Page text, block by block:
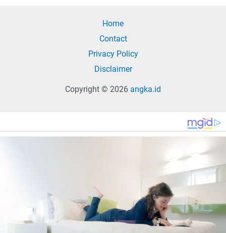
Home
Contact
Privacy Policy
Disclaimer
Copyright © 2026 angka.id